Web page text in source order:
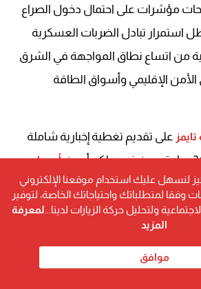
مؤشرات على احتمال دخول الصراع
استمرار تبادل الضربات العسكرية
من اتساع نطاق المواجهة في الشرق
الأمن الإقليمي وأسواق الطاقة
على تقديم تغطية إخبارية شاملة
أسعار
أسعار اليورولحظة بلحظة. كما نقدم
الرياضة،أخبار مصر،الأخبار الاقتصادية،
، وأخبار الحوادث
لنسهل عليك استخدام موقعنا الإلكتروني
وفقا لمتطلباتك واحتياجاتك الخاصة، لتوفير
ولتحليل حركة الزيارات لدينا... لمعرفة
المزيد
موافق